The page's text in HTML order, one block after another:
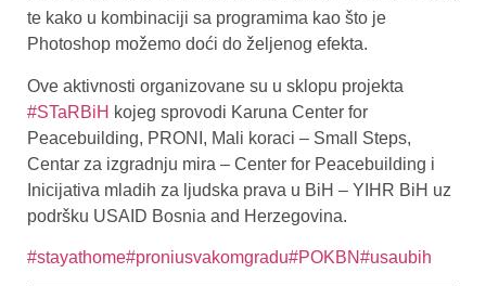
te kako u kombinaciji sa programima kao što je
Photoshop možemo doći do željenog efekta.
Ove aktivnosti organizovane su u sklopu projekta
#STaRBiH kojeg sprovodi Karuna Center for
Peacebuilding, PRONI, Mali koraci – Small Steps,
Centar za izgradnju mira – Center for Peacebuilding i
Inicijativa mladih za ljudska prava u BiH – YIHR BiH uz
podršku USAID Bosnia and Herzegovina.
#stayathome#proniusvakomgradu#POKBN#usaubih